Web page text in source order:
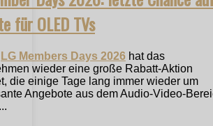
für OLED TVs
LG Members Days 2026 hat das
wieder eine große Rabatt-Aktion
die einige Tage lang immer wieder um
Angebote aus dem Audio-Video-